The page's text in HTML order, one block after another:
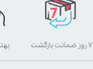
۷ روز ضمانت بازگشت